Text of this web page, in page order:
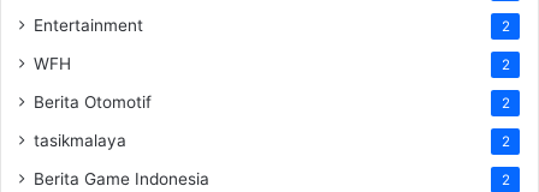
Entertainment 2
WFH 2
Berita Otomotif 2
tasikmalaya 2
Berita Game Indonesia 2